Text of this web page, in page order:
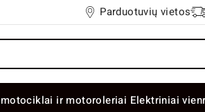
Parduotuvių vietos
ir motoroleriai Elektriniai